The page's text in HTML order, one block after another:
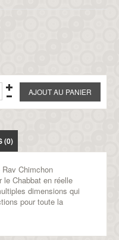
(0)
Chimchon
le Chabbat en réelle
dimensions qui
pour toute la